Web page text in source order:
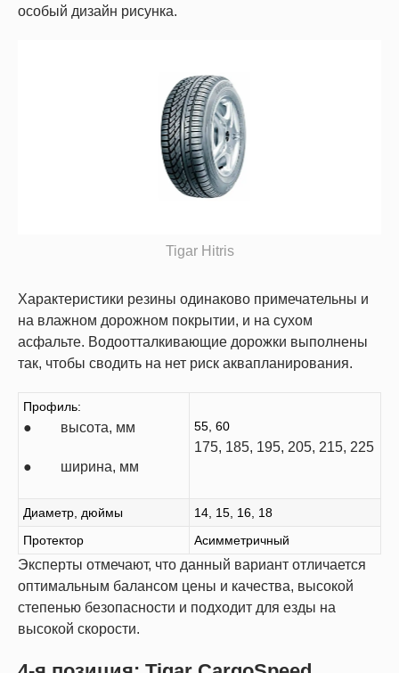
особый дизайн рисунка.
Tigar Hitris
Характеристики резины одинаково примечательны и
на влажном дорожном покрытии, и на сухом
асфальте. Водоотталкивающие дорожки выполнены
так, чтобы сводить на нет риск аквапланирования.
Профиль:
● высота, мм
● ширина, мм
55, 60
175, 185, 195, 205, 215, 225
Диаметр, дюймы
14, 15, 16, 18
Протектор
Асимметричный
Эксперты отмечают, что данный вариант отличается
оптимальным балансом цены и качества, высокой
степенью безопасности и подходит для езды на
высокой скорости.